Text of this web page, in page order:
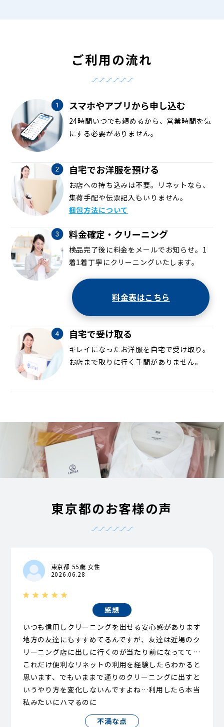
ご利用の流れ
スマホやアプリから申し込む
24時間いつでも頼めるから、営業時間を気
にする必要がありません。
自宅でお洋服を預ける
お店への持ち込みは不要。リネットなら、
集荷手配や伝票記入もいりません。
梱包方法について
料金確定・クリーニング
検品完了後に料金をメールでお知らせ。1
着1着丁寧にクリーニングいたします。
料金表はこちら
自宅で受け取る
キレイになったお洋服を自宅で受け取り。
お店まで取りに行く手間がありません。
東京都のお客様の声
東京都 55歳 女性
2026.06.28
感想
いつも信用しクリーニングを出せる安心感があります
地方の友達にもすすめてるんですが、友達は近場のク
リーニング店に出しに行くのが当たり前になってて…
これだけ便利なリネットの利用を経験したらわかると
思います、でもいままで通りのクリーニングに出すと
いうやり方を変化しないんですよね…利用したら本当
私みたいにハマるのに
不満な点